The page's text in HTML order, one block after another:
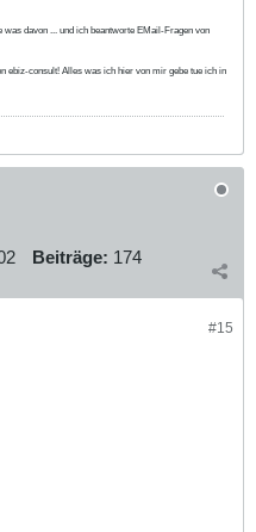
davon ... und ich beantworte EMail-Fragen von
ebiz-consult! Alles was ich hier von mir gebe tue ich in
Beiträge: 174
#15